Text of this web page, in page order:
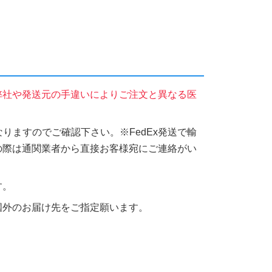
や発送元の手違いによりご注文と異なる医
ますのでご確認下さい。※FedEx発送で輸
は通関業者から直接お客様宛にご連絡がい
のお届け先をご指定願います。